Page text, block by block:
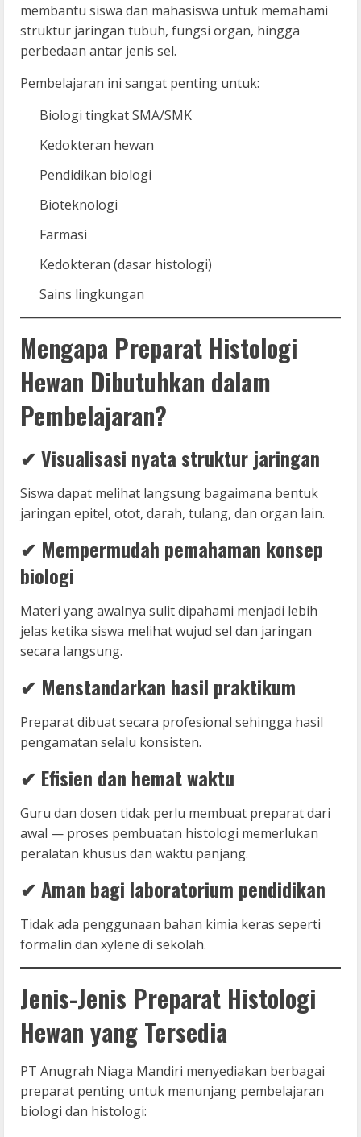
membantu siswa dan mahasiswa untuk memahami
struktur jaringan tubuh, fungsi organ, hingga
perbedaan antar jenis sel.
Pembelajaran ini sangat penting untuk:
Biologi tingkat SMA/SMK
Kedokteran hewan
Pendidikan biologi
Bioteknologi
Farmasi
Kedokteran (dasar histologi)
Sains lingkungan
Mengapa Preparat Histologi
Hewan Dibutuhkan dalam
Pembelajaran?
✔Visualisasi nyata struktur jaringan
Siswa dapat melihat langsung bagaimana bentuk
jaringan epitel, otot, darah, tulang, dan organ lain.
✔ Mempermudah pemahaman konsep
biologi
Materi yang awalnya sulit dipahami menjadi lebih
jelas ketika siswa melihat wujud sel dan jaringan
secara langsung.
✔ Menstandarkan hasil praktikum
Preparat dibuat secara profesional sehingga hasil
pengamatan selalu konsisten.
✔ Efisien dan hemat waktu
Guru dan dosen tidak perlu membuat preparat dari
awal — proses pembuatan histologi memerlukan
peralatan khusus dan waktu panjang.
✔Aman bagi laboratorium pendidikan
Tidak ada penggunaan bahan kimia keras seperti
formalin dan xylene di sekolah.
Jenis-Jenis Preparat Histologi
Hewan yang Tersedia
PT Anugrah Niaga Mandiri menyediakan berbagai
preparat penting untuk menunjang pembelajaran
biologi dan histologi: